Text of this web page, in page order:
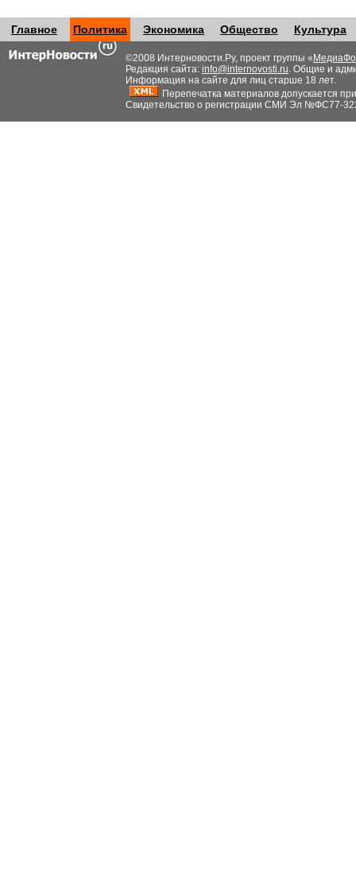
Главное Политика Экономика Общество Культура
©2008 Интерновости.Ру, проект группы «
Редакция сайта: info@internovosti.ru. Общие и
Информация на сайте для лиц старше 18 лет.
Перепечатка материалов допускается
Свидетельство о регистрации СМИ Эл №ФС77-